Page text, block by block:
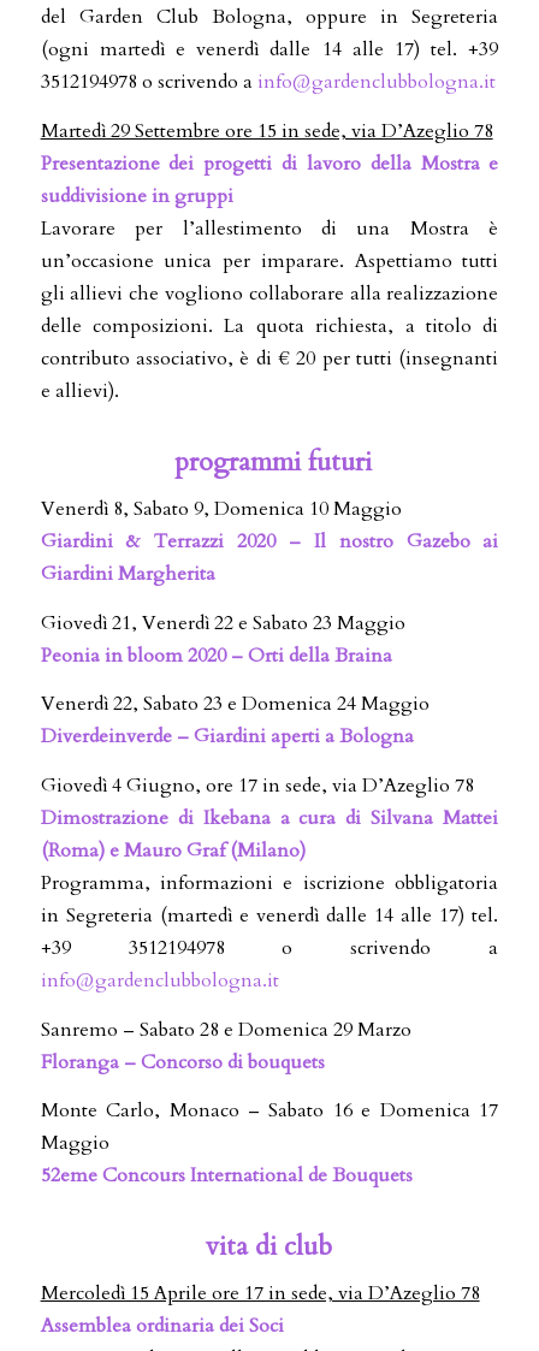
del Garden Club Bologna, oppure in Segreteria
(ogni martedì e venerdì dalle 14 alle 17) tel. +39
3512194978 o scrivendo a info@gardenclubbologna.it
Martedì 29 Settembre ore 15 in sede, via D’Azeglio 78
Presentazione dei progetti di lavoro della Mostra e
suddivisione in gruppi
Lavorare per l’allestimento di una Mostra è
un’occasione unica per imparare. Aspettiamo tutti
gli allievi che vogliono collaborare alla realizzazione
delle composizioni. La quota richiesta, a titolo di
contributo associativo, è di € 20 per tutti (insegnanti
e allievi).
programmi futuri
Venerdì 8, Sabato 9, Domenica 10 Maggio
Giardini & Terrazzi 2020 – Il nostro Gazebo ai
Giardini Margherita
Giovedì 21, Venerdì 22 e Sabato 23 Maggio
Peonia in bloom 2020 – Orti della Braina
Venerdì 22, Sabato 23 e Domenica 24 Maggio
Diverdeinverde – Giardini aperti a Bologna
Giovedì 4 Giugno, ore 17 in sede, via D’Azeglio 78
Dimostrazione di Ikebana a cura di Silvana Mattei
(Roma) e Mauro Graf (Milano)
Programma, informazioni e iscrizione obbligatoria
in Segreteria (martedì e venerdì dalle 14 alle 17) tel.
+39 3512194978 o scrivendo a
info@gardenclubbologna.it
Sanremo – Sabato 28 e Domenica 29 Marzo
Floranga – Concorso di bouquets
Monte Carlo, Monaco – Sabato 16 e Domenica 17
Maggio
52eme Concours International de Bouquets
vita di club
Mercoledì 15 Aprile ore 17 in sede, via D’Azeglio 78
Assemblea ordinaria dei Soci